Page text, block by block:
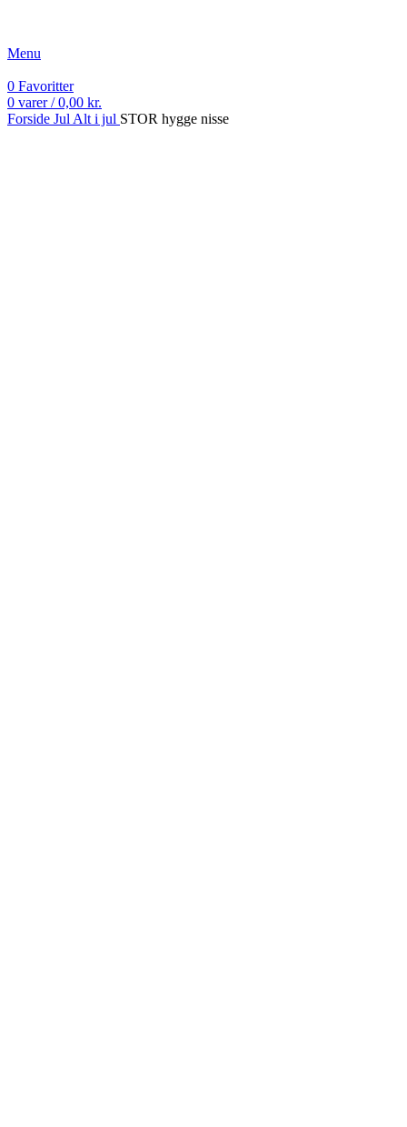
Menu
0 Favoritter
0 varer / 0,00 kr.
Forside Jul Alt i jul STOR hygge nisse